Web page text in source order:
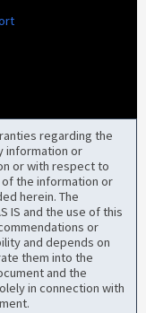
regarding the
information or
or with respect to
the information or
herein. The
IS and the use of this
or
and depends on
them into the
and the
in connection with